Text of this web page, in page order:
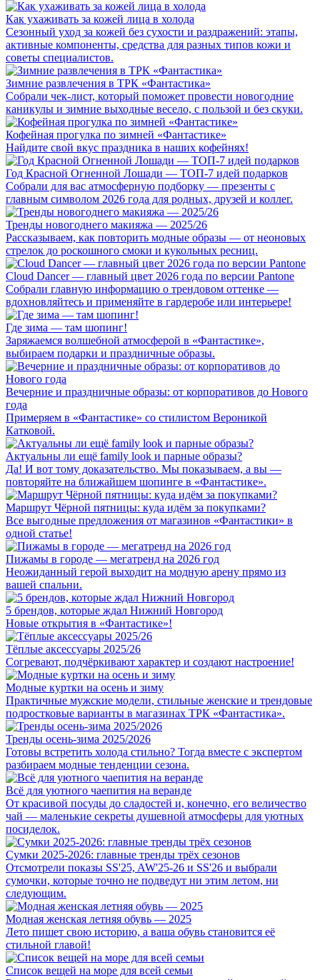
Как ухаживать за кожей лица в холода
Сезонный уход за кожей без сухости и раздражений: этапы,
активные компоненты, средства для разных типов кожи и
советы специалистов.
Зимние развлечения в ТРК «Фантастика»
Собрали чек-лист, который поможет провести новогодние
каникулы и зимние выходные весело, с пользой и без скуки.
Кофейная прогулка по зимней «Фантастике»
Найдите свой вкус праздника в наших кофейнях!
Год Красной Огненной Лошади — ТОП-7 идей подарков
Собрали для вас атмосферную подборку — презенты с
главным символом 2026 года для родных, друзей и коллег.
Тренды новогоднего макияжа — 2025/26
Рассказываем, как повторить модные образы — от неоновых
стрелок до роскошного смоки и кукольных ресниц.
Cloud Dancer — главный цвет 2026 года по версии Pantone
Собрали главную информацию о трендовом оттенке —
вдохновляйтесь и применяйте в гардеробе или интерьере!
Где зима — там шопинг!
Заряжаемся волшебной атмосферой в «Фантастике»,
выбираем подарки и праздничные образы.
Вечерние и праздничные образы: от корпоративов до Нового
года
Примеряем в «Фантастике» со стилистом Вероникой
Катковой.
Актуальны ли ещё family look и парные образы?
Да! И вот тому доказательство. Мы показываем, а вы —
повторяйте на ближайшем шопинге в «Фантастике».
Маршрут Чёрной пятницы: куда идём за покупками?
Все выгодные предложения от магазинов «Фантастики» в
одной статье!
Пижамы в городе — мегатренд на 2026 год
Неожиданный герой выходит на модную арену прямо из
вашей спальни.
5 брендов, которые ждал Нижний Новгород
Новые открытия в «Фантастике»!
Тёплые аксессуары 2025/26
Cогревают, подчёркивают характер и создают настроение!
Модные куртки на осень и зиму
Практичные мужские модели, стильные женские и трендовые
подростковые варианты в магазинах ТРК «Фантастика».
Тренды осень-зима 2025/2026
Готовы встретить холода стильно? Тогда вместе с экспертом
разбираем модные тенденции сезона.
Всё для уютного чаепития на веранде
От красивой посуды до сладостей и, конечно, его величество
чай — маленькие секреты душевной атмосферы для уютных
посиделок.
Сумки 2025-2026: главные тренды трёх сезонов
Отсмотрели показы SS'25, AW'25-26 и SS'26 и выбрали
сумочки, которые точно не подведут ни этим летом, ни
следующим.
Модная женская летняя обувь — 2025
Лето пишет свою историю, а ваша обувь становится её
стильной главой!
Список вещей на море для всей семьи